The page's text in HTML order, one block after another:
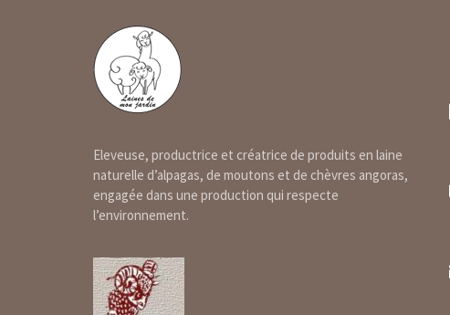
Eleveuse, productrice et créatrice de produits en laine
naturelle d’alpagas, de moutons et de chèvres angoras,
engagée dans une production qui respecte
l’environnement.